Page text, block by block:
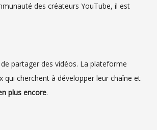
des créateurs YouTube, il est
partager des vidéos. La plateforme
cherchent à développer leur chaîne et
plus encore.